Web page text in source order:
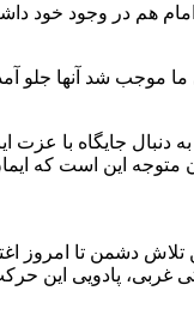
هم در وجود خود
موجب شد آنها جلو
دنبال جایگاه با
این است که
دشمن تا امروز
غربی، پادویی این